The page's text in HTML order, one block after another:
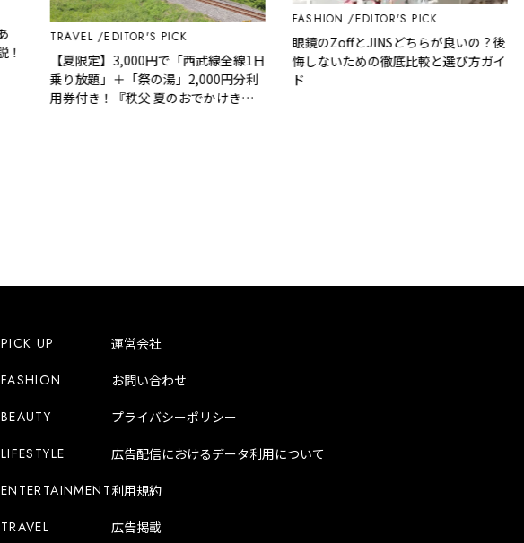
TRAVEL EDITOR'S PICK
【夏限定】3,000円で「西武線全線1日
乗り放題」＋「祭の湯」2,000円分利
用券付き！『秩父 夏のおでかけきっ
FASHION EDITOR'S PICK
眼鏡のZoffとJINSどちらが良いの？後
悔しないための徹底比較と選び方ガイ
PICK UP
FASHION
BEAUTY
LIFESTYLE
ENTERTAINMENT
TRAVEL
運営会社
お問い合わせ
プライバシーポリシー
広告配信におけるデータ利用について
利用規約
広告掲載